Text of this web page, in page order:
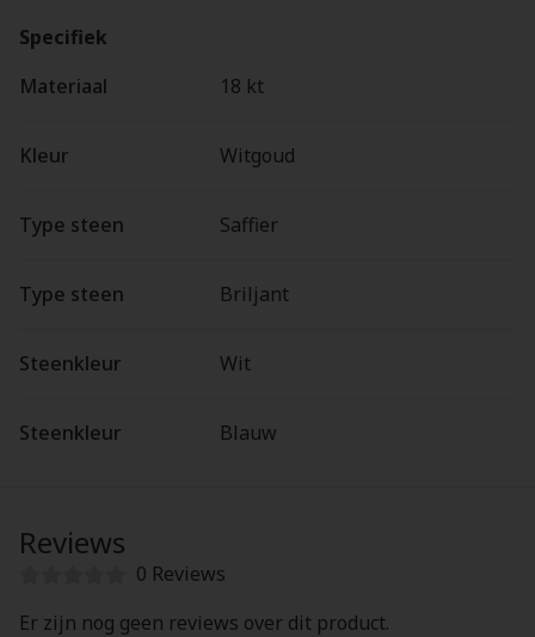
Specifiek
Materiaal
18 kt
Kleur Witgoud
Type steen Saffier
Type steen Briljant
Steenkleur Wit
Steenkleur Blauw
Reviews
0 Reviews
Er zijn nog geen reviews over dit product.